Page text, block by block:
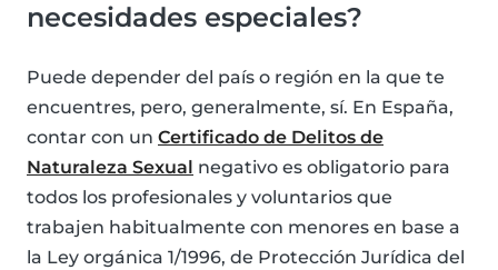
necesidades especiales?
Puede depender del país o región en la que te
encuentres, pero, generalmente, sí. En España,
contar con un Certificado de Delitos de
Naturaleza Sexual negativo es obligatorio para
todos los profesionales y voluntarios que
trabajen habitualmente con menores en base a
la Ley orgánica 1/1996, de Protección Jurídica del